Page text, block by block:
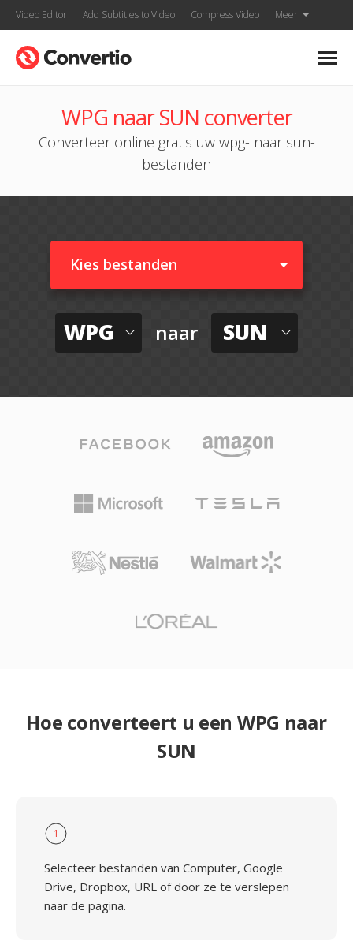
Video Editor Add Subtitles to Video Compress Video Meer
WPG naar SUN converter
Converteer online gratis uw wpg- naar sun-
bestanden
Kies bestanden
WPG naar SUN
Hoe converteert u een WPG naar
SUN
1
Selecteer bestanden van Computer, Google
Drive, Dropbox, URL of door ze te verslepen
naar de pagina.